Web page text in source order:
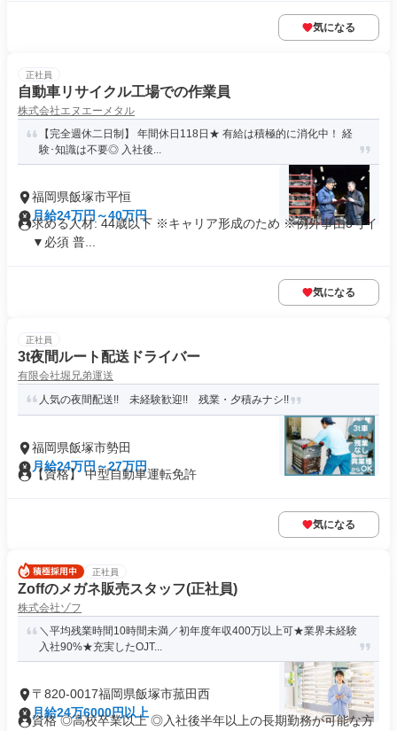
気になる
正社員
自動車リサイクル工場での作業員
株式会社エヌエーメタル
【完全週休二日制】 年間休日118日★ 有給は積極的に消化中！ 経
験･知識は不要◎ 入社後...
福岡県飯塚市平恒
月給24万円～40万円
求める人材: 44歳以下 ※キャリア形成のため ※例外事由3号イ
▼必須 普...
気になる
正社員
3t夜間ルート配送ドライバー
有限会社堀兄弟運送
人気の夜間配送!! 未経験歓迎!! 残業・夕積みナシ!!
福岡県飯塚市勢田
月給24万円～27万円
【資格】 中型自動車運転免許
気になる
正社員
Zoffのメガネ販売スタッフ(正社員)
株式会社ゾフ
＼平均残業時間10時間未満／初年度年収400万以上可★業界未経験
入社90%★充実したOJT...
〒820-0017福岡県飯塚市菰田西
月給24万6000円以上
資格 ◎高校卒業以上 ◎入社後半年以上の長期勤務が可能な方